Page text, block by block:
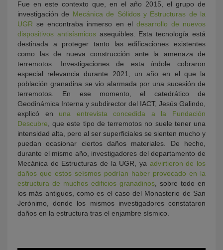
Fue en este contexto que, en el año 2015, el grupo de
investigación de Mecánica de Sólidos y Estructuras de la
UGR se encontraba inmerso en el desarrollo de nuevos
dispositivos antisísmicosasequibles. Esta tecnología está
destinada a proteger tanto las edificaciones existentes
como las de nueva construcción ante la amenaza de
terremotos. Investigaciones de esta índole cobraron
especial relevancia durante 2021, un año en el que la
población granadina se vio alarmada por una sucesión de
terremotos. En ese momento, el catedrático de
Geodinámica Interna y subdirector del IACT, Jesús Galindo,
explicó en una entrevista concedida a la Fundación
Descubre , que este tipo de terremotos no suele tener una
intensidad alta, pero al ser superficiales se sienten mucho y
puedan ocasionar ciertos daños materiales. De hecho,
durante el mismo año, investigadores del departamento de
Mecánica de Estructuras de la UGR, ya advirtieron de los
daños que estos seísmos podrían haber provocado en la
estructura de muchos edificios granadinos , sobre todo en
los más antiguos, como es el caso del Monasterio de San
Jerónimo, donde los mismos investigadores constataron
daños en la estructura tras el enjambre sísmico.